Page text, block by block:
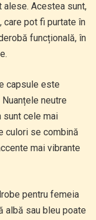
alese. Acestea sunt,
care pot fi purtate în
funcțională, în
capsule este
neutre
sunt cele mai
culori se combină
mai vibrante
pentru femeia
albă sau bleu poate